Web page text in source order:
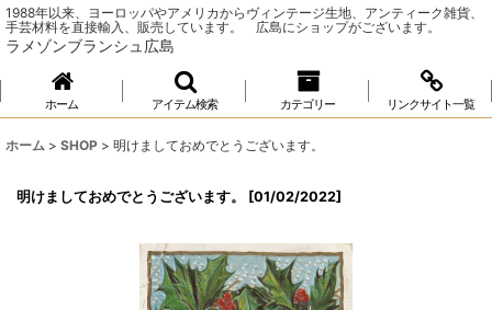
1988年以来、ヨーロッパやアメリカからヴィンテージ生地、アンティーク雑貨、
手芸材料を直接輸入、販売しています。 広島にショップがございます。
ラメゾンブランシュ広島
ホーム アイテム検索 カテゴリー リンクサイト一覧
ホーム > SHOP > 明けましておめでとうございます。
明けましておめでとうございます。 [01/02/2022]